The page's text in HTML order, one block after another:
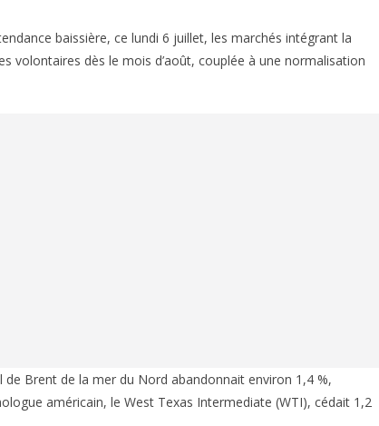
baissière, ce lundi 6 juillet, les marchés intégrant la
volontaires dès le mois d’août, couplée à une normalisation
de Brent de la mer du Nord abandonnait environ 1,4 %,
américain, le West Texas Intermediate (WTI), cédait 1,2